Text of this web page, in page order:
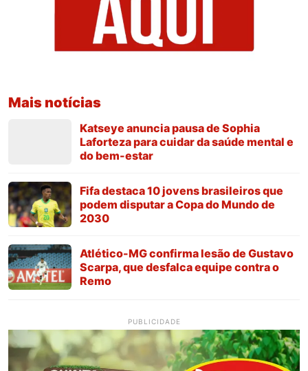
Mais notícias
Katseye anuncia pausa de Sophia
Laforteza para cuidar da saúde mental e
do bem-estar
Fifa destaca 10 jovens brasileiros que
podem disputar a Copa do Mundo de
2030
Atlético-MG confirma lesão de Gustavo
Scarpa, que desfalca equipe contra o
Remo
PUBLICIDADE